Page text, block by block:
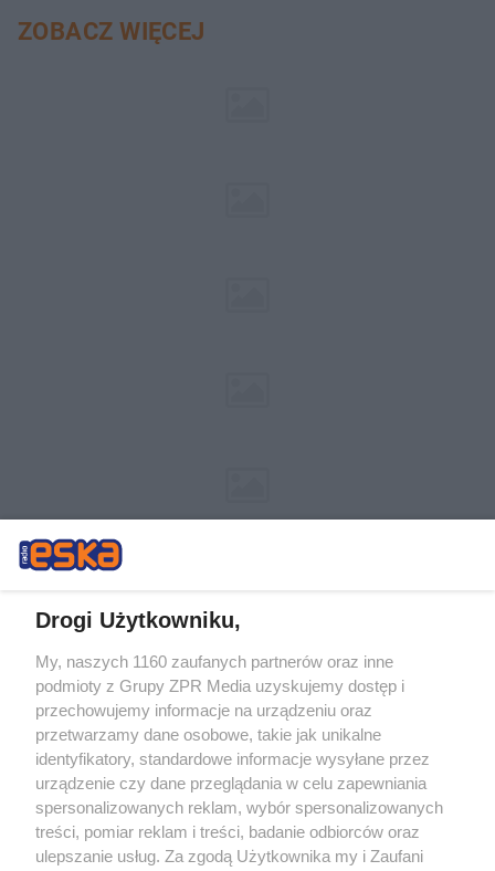
ZOBACZ WIĘCEJ
Żaden utwór zamieszczony w serwisie nie może być powielany i
rozpowszechniany lub dalej rozpowszechniany w jakikolwiek sposób (w
tym także elektroniczny lub mechaniczny) na jakimkolwiek polu
eksploatacji w jakiejkolwiek formie, włącznie z umieszczaniem w
Internecie bez pisemnej zgody właściciela praw. Jakiekolwiek użycie lub
wykorzystanie utworów w całości lub w części z naruszeniem prawa,
tzn. bez właściwej zgody, jest zabronione pod groźbą kary i może być
ścigane prawnie.
Drogi Użytkowniku,
My, naszych 1160 zaufanych partnerów oraz inne
podmioty z Grupy ZPR Media uzyskujemy dostęp i
przechowujemy informacje na urządzeniu oraz
przetwarzamy dane osobowe, takie jak unikalne
identyfikatory, standardowe informacje wysyłane przez
urządzenie czy dane przeglądania w celu zapewniania
spersonalizowanych reklam, wybór spersonalizowanych
treści, pomiar reklam i treści, badanie odbiorców oraz
ulepszanie usług. Za zgodą Użytkownika my i Zaufani